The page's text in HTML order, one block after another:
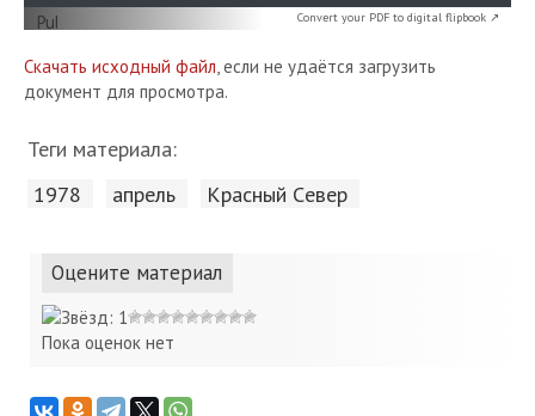
Convert your PDF to digital flipbook ↗
Скачать исходный файл, если не удаётся загрузить
документ для просмотра.
Теги материала:
1978 апрель Красный Cевер
Оцените материал
Пока оценок нет